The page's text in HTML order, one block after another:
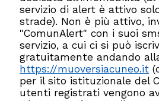
servizio di alert è attivo
strade). Non è più attivo,
"ComunAlert" con i suoi
servizio, a cui ci si può
gratuitamente andando
https://muoversiacuneo.it
per il sito istituzionale del
utenti registrati vengono